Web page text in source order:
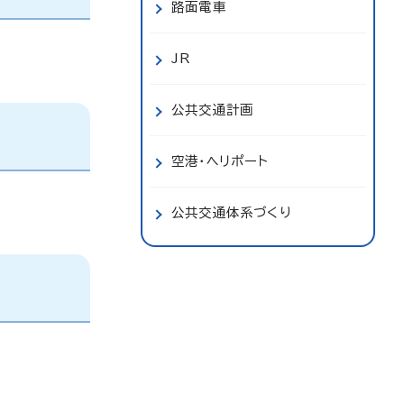
路面電車
JR
公共交通計画
空港・ヘリポート
公共交通体系づくり